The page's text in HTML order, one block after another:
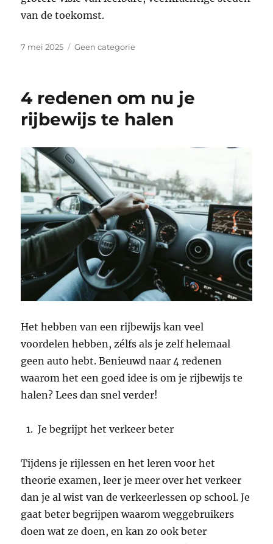
van de toekomst.
Geplaatst
7 mei 2025 Categorieën
Geen categorie
4 redenen om nu je
rijbewijs te halen
Het hebben van een rijbewijs kan veel
voordelen hebben, zélfs als je zelf helemaal
geen auto hebt. Benieuwd naar 4 redenen
waarom het een goed idee is om je rijbewijs te
halen? Lees dan snel verder!
Je begrijpt het verkeer beter
Tijdens je rijlessen en het leren voor het
theorie examen, leer je meer over het verkeer
dan je al wist van de verkeerlessen op school. Je
gaat beter begrijpen waarom weggebruikers
doen wat ze doen, en kan zo ook beter